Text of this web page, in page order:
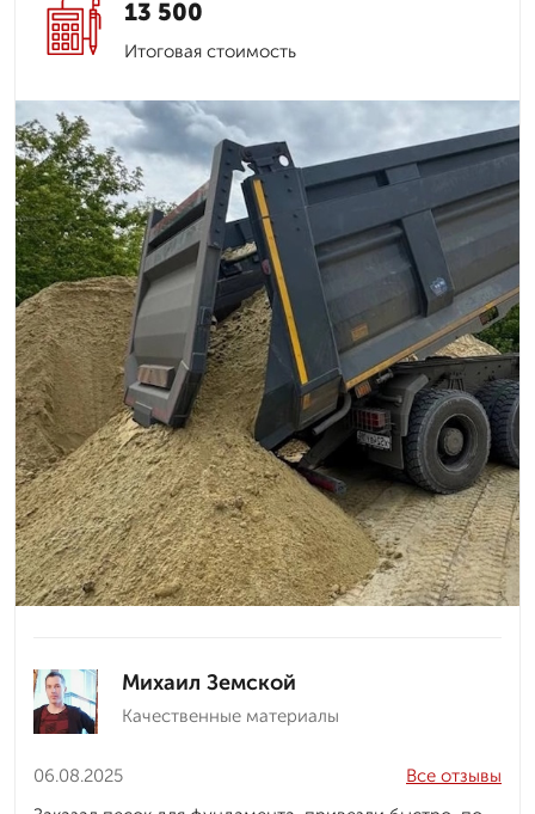
13 500
Итоговая стоимость
Михаил Земской
Качественные материалы
06.08.2025
Все отзывы